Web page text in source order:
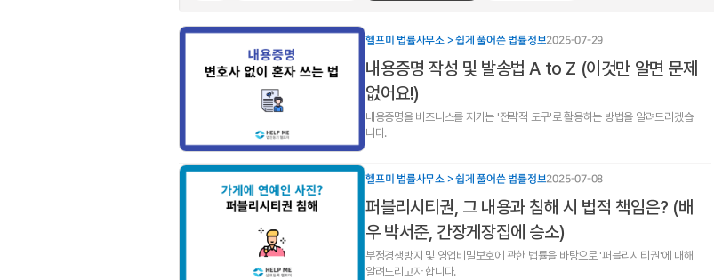
헬프미 법률사무소 > 쉽게 풀어쓴 법률정보2025-07-29
내용증명 작성 및 발송법 A to Z (이것만 알면 문제
없어요!)
내용증명을 비즈니스를 지키는 '전략적 도구'로 활용하는 방법을 알려드리겠습
니다.
헬프미 법률사무소 > 쉽게 풀어쓴 법률정보2025-07-08
퍼블리시티권, 그 내용과 침해 시 법적 책임은? (배
우 박서준, 간장게장집에 승소)
부정경쟁방지 및 영업비밀보호에 관한 법률을 바탕으로 '퍼블리시티권'에 대해
알려드리고자 합니다.